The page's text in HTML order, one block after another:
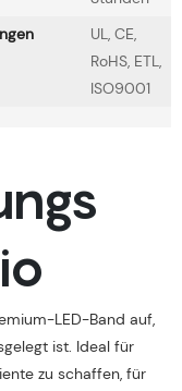
UL, CE,
RoHS, ETL,
ISO9001
LED-Band auf,
ist. Ideal für
zu schaffen, für